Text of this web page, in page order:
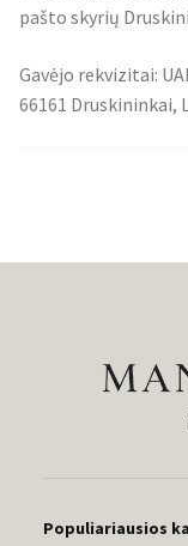
pašto skyrių
Gavėjo rekvizitai:
66161 Druskininkai,
Populiariausios